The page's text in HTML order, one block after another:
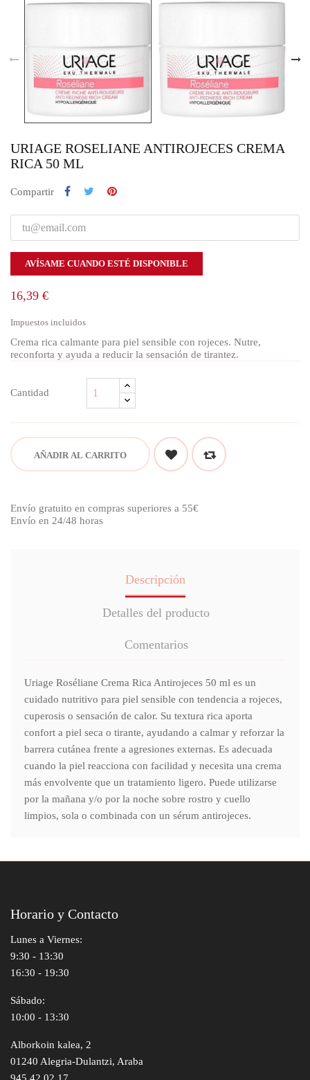
URIAGE ROSELIANE ANTIROJECES CREMA
RICA 50 ML
Compartir
AVÍSAME CUANDO ESTÉ DISPONIBLE
16,39 €
Impuestos incluidos
Crema rica calmante para piel sensible con rojeces. Nutre,
reconforta y ayuda a reducir la sensación de tirantez.
Cantidad
AÑADIR AL CARRITO
Envío gratuito en compras superiores a 55€
Envío en 24/48 horas
Descripción
Detalles del producto
Comentarios
Uriage Roséliane Crema Rica Antirojeces 50 ml es un
cuidado nutritivo para piel sensible con tendencia a rojeces,
cuperosis o sensación de calor. Su textura rica aporta
confort a piel seca o tirante, ayudando a calmar y reforzar la
barrera cutánea frente a agresiones externas. Es adecuada
cuando la piel reacciona con facilidad y necesita una crema
más envolvente que un tratamiento ligero. Puede utilizarse
por la mañana y/o por la noche sobre rostro y cuello
limpios, sola o combinada con un sérum antirojeces.
Horario y Contacto
Lunes a Viernes:
9:30 - 13:30
16:30 - 19:30
Sábado:
10:00 - 13:30
Alborkoin kalea, 2
01240 Alegria-Dulantzi, Araba